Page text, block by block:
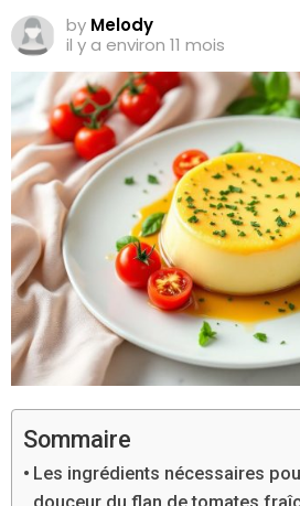
by Melody
il y a environ 11 mois
Sommaire
Les ingrédients nécessaires